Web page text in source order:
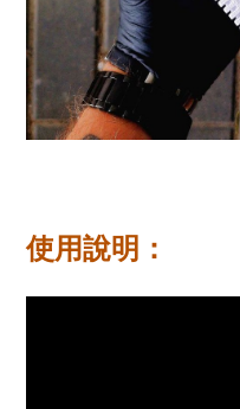
使用說明：